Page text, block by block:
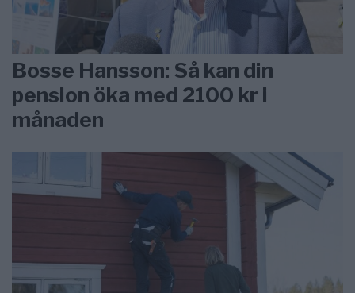
Bosse Hansson: Så kan din
pension öka med 2100 kr i
månaden